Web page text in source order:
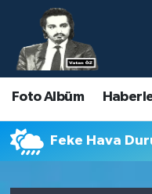
Foto Albüm
Feke Hava
Nöbetçi Eczaneler
Hava Durumu
Namaz Vakitleri